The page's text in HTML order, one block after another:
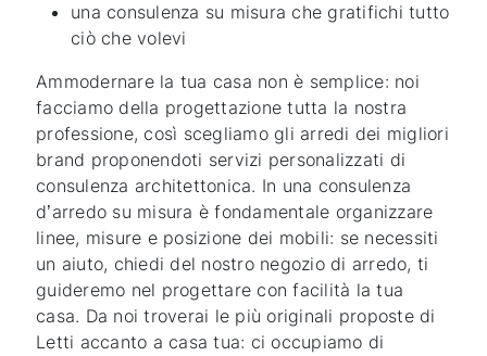
una consulenza su misura che gratifichi tutto
ciò che volevi
Ammodernare la tua casa non è semplice: noi
facciamo della progettazione tutta la nostra
professione, così scegliamo gli arredi dei migliori
brand proponendoti servizi personalizzati di
consulenza architettonica. In una consulenza
d’arredo su misura è fondamentale organizzare
linee, misure e posizione dei mobili: se necessiti
un aiuto, chiedi del nostro negozio di arredo, ti
guideremo nel progettare con facilità la tua
casa. Da noi troverai le più originali proposte di
Letti accanto a casa tua: ci occupiamo di